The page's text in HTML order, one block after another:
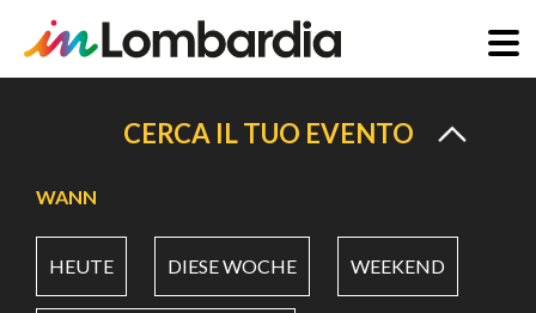
CERCA IL TUO EVENTO
WANN
HEUTE DIESE WOCHE WEEKEND